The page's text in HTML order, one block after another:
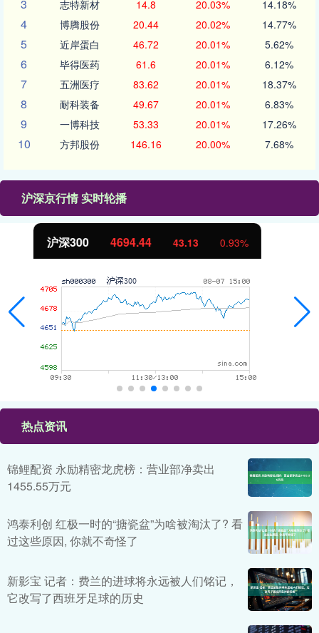
3 志特新材 14.8 20.03% 14.18%
4 博腾股份 20.44 20.02% 14.77%
5 近岸蛋白 46.72 20.01% 5.62%
6 毕得医药 61.6 20.01% 6.12%
7 五洲医疗 83.62 20.01% 18.37%
8 耐科装备 49.67 20.01% 6.83%
9 一博科技 53.33 20.01% 17.26%
10 方邦股份 146.16 20.00% 7.68%
沪深京行情 实时轮播
北证50 1134.24 11.37 1.01%
热点资讯
锦鲤配资 永励精密龙虎榜：营业部净卖出
1455.55万元
鸿泰利创 红极一时的“搪瓷盆”为啥被淘汰了? 看
过这些原因, 你就不奇怪了
新影宝 记者：费兰的进球将永远被人们铭记，
它改写了西班牙足球的历史